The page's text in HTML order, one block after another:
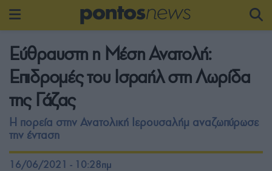
Εύθραυστη η Μέση Ανατολή:
Επιδρομές του Ισραήλ στη Λωρίδα
της Γάζας
Η πορεία στην Ανατολική Ιερουσαλήμ αναζωπύρωσε
την ένταση
16/06/2021 - 10:28πμ